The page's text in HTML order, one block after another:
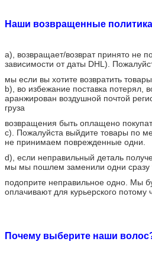
Наши возвращенные
a), возвращает/возврат принято не
зависимости от даты DHL).
мы если вы хотите возвратить товары.
b), во избежание поставка потерял,
аранжирован воздушной почтой
груза
возвращения быть оплащено
c). Пожалуйста выйдите товары по
не принимаем поврежденные одни.
d), если неправильный деталь
мы мы пошлем заменили одни
подоприте неправильное одно. Мы
оплачивают для курьерского потому
Почему выберите наши